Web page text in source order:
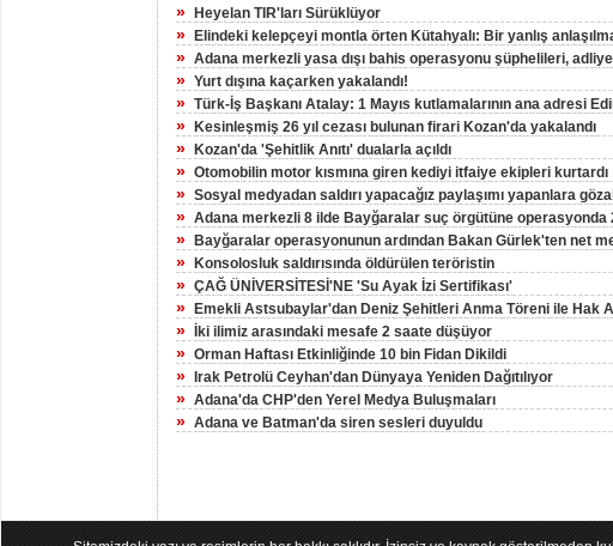
» Heyelan TIR'ları Sürüklüyor
» Elindeki kelepçeyi montla örten Kütahyalı: Bir yanlış
» Adana merkezli yasa dışı bahis operasyonu şüphelileri,
» Yurt dışına kaçarken yakalandı!
» Türk-İş Başkanı Atalay: 1 Mayıs kutlamalarının ana adresi
» Kesinleşmiş 26 yıl cezası bulunan firari Kozan'da yakalandı
» Kozan'da 'Şehitlik Anıtı' dualarla açıldı
» Otomobilin motor kısmına giren kediyi itfaiye ekipleri kurtardı
» Sosyal medyadan saldırı yapacağız paylaşımı yapanlara
» Adana merkezli 8 ilde Bayğaralar suç örgütüne operasyonda
» Bayğaralar operasyonunun ardından Bakan Gürlek'ten net
» Konsolosluk saldırısında öldürülen teröristin
» ÇAĞ ÜNİVERSİTESİ'NE 'Su Ayak İzi Sertifikası'
» Emekli Astsubaylar'dan Deniz Şehitleri Anma Töreni ile Hak
» İki ilimiz arasındaki mesafe 2 saate düşüyor
» Orman Haftası Etkinliğinde 10 bin Fidan Dikildi
» Irak Petrolü Ceyhan'dan Dünyaya Yeniden Dağıtılıyor
» Adana'da CHP'den Yerel Medya Buluşmaları
» Adana ve Batman'da siren sesleri duyuldu